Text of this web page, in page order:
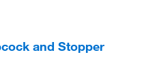
and Stopper